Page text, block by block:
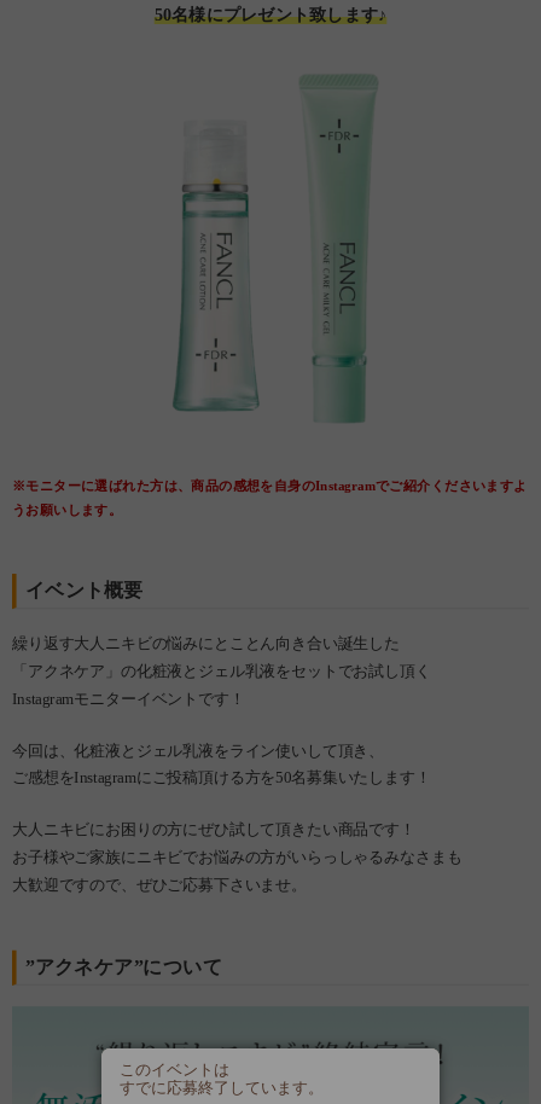
50名様にプレゼント致します♪
※モニターに選ばれた方は、商品の感想を自身のInstagramでご紹介くださいますよ
うお願いします。
イベント概要
繰り返す大人ニキビの悩みにとことん向き合い誕生した
「アクネケア」の化粧液とジェル乳液をセットでお試し頂く
Instagramモニターイベントです！
今回は、化粧液とジェル乳液をライン使いして頂き、
ご感想をInstagramにご投稿頂ける方を50名募集いたします！
大人ニキビにお困りの方にぜひ試して頂きたい商品です！
お子様やご家族にニキビでお悩みの方がいらっしゃるみなさまも
大歓迎ですので、ぜひご応募下さいませ。
”アクネケア”について
このイベントは
すでに応募終了しています。